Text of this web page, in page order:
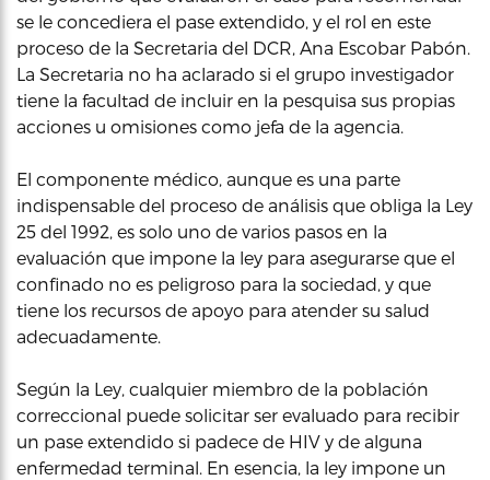
se le concediera el pase extendido, y el rol en este
proceso de la Secretaria del DCR, Ana Escobar Pabón.
La Secretaria no ha aclarado si el grupo investigador
tiene la facultad de incluir en la pesquisa sus propias
acciones u omisiones como jefa de la agencia.
El componente médico, aunque es una parte
indispensable del proceso de análisis que obliga la Ley
25 del 1992, es solo uno de varios pasos en la
evaluación que impone la ley para asegurarse que el
confinado no es peligroso para la sociedad, y que
tiene los recursos de apoyo para atender su salud
adecuadamente.
Según la Ley, cualquier miembro de la población
correccional puede solicitar ser evaluado para recibir
un pase extendido si padece de HIV y de alguna
enfermedad terminal. En esencia, la ley impone un